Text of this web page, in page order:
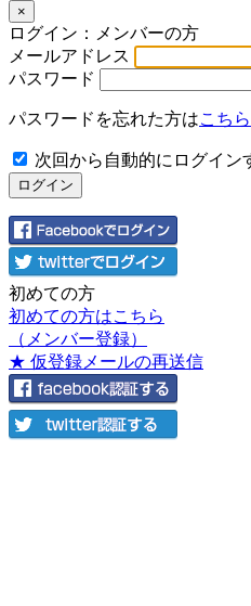
×
ログイン：メンバーの方
メールアドレス
パスワード
パスワードを忘れた方はこちら
次回から自動的にログイン
初めての方
初めての方はこちら
（メンバー登録）
★ 仮登録メールの再送信